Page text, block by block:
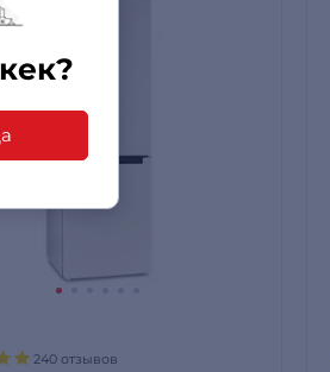
240 отзывов